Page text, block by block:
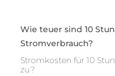
Wie teuer sind 10
Stromverbrauch?
Stromkosten für 10
zu?